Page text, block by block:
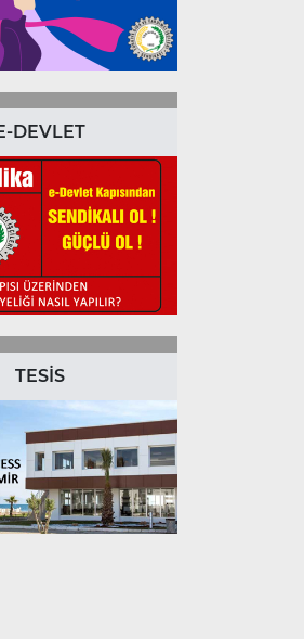
DEVLET
TESİS